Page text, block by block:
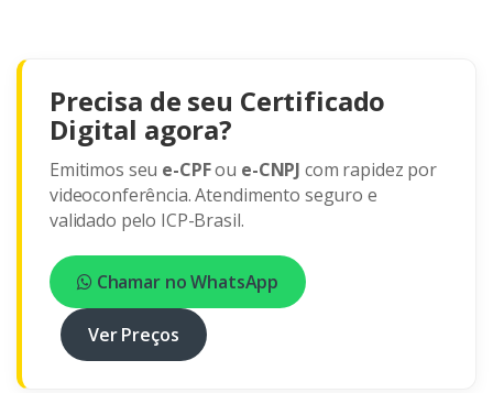
Precisa de seu Certificado
Digital agora?
Emitimos seu e-CPFou e-CNPJ com rapidez por
videoconferência. Atendimento seguro e
validado pelo ICP-Brasil.
Chamar no WhatsApp
Ver Preços